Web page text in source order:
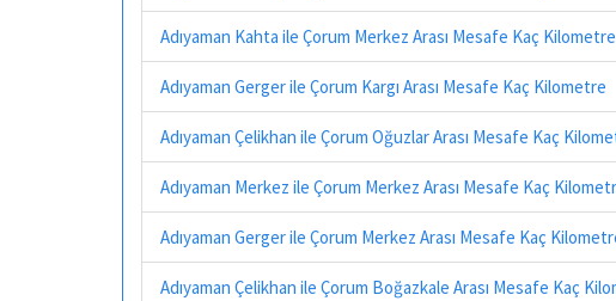
Adıyaman Kahta ile Çorum Merkez Arası Mesafe Kaç Kilometre
Adıyaman Gerger ile Çorum Kargı Arası Mesafe Kaç Kilometre
Adıyaman Çelikhan ile Çorum Oğuzlar Arası Mesafe Kaç
Adıyaman Merkez ile Çorum Merkez Arası Mesafe Kaç
Adıyaman Gerger ile Çorum Merkez Arası Mesafe Kaç
Adıyaman Çelikhan ile Çorum Boğazkale Arası Mesafe Kaç